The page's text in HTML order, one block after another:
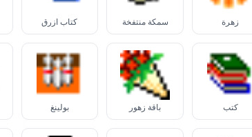
زهرة سمكة منتفخة كتاب أزرق
كتب باقة زهور بولينغ